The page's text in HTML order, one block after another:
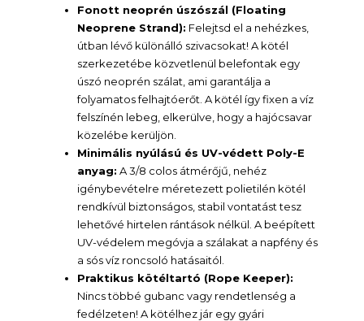
Fonott neoprén úszószál (Floating
Neoprene Strand): Felejtsd el a nehézkes,
útban lévő különálló szivacsokat! A kötél
szerkezetébe közvetlenül belefontak egy
úszó neoprén szálat, ami garantálja a
folyamatos felhajtóerőt. A kötél így fixen a víz
felszínén lebeg, elkerülve, hogy a hajócsavar
közelébe kerüljön.
Minimális nyúlású és UV-védett Poly-E
anyag: A 3/8 colos átmérőjű, nehéz
igénybevételre méretezett polietilén kötél
rendkívül biztonságos, stabil vontatást tesz
lehetővé hirtelen rántások nélkül. A beépített
UV-védelem megóvja a szálakat a napfény és
a sós víz roncsoló hatásaitól.
Praktikus kötéltartó (Rope Keeper):
Nincs többé gubanc vagy rendetlenség a
fedélzeten! A kötélhez jár egy gyári